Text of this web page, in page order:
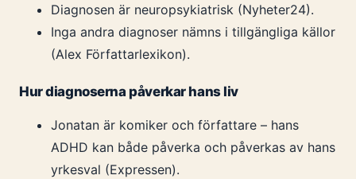
Diagnosen är neuropsykiatrisk (Nyheter24).
Inga andra diagnoser nämns i tillgängliga källor
(Alex Författarlexikon).
Hur diagnoserna påverkar hans liv
Jonatan är komiker och författare – hans
ADHD kan både påverka och påverkas av hans
yrkesval (Expressen).